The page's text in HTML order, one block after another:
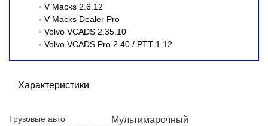
V Macks 2.6.12
V Macks Dealer Pro
Volvo VCADS 2.35.10
Volvo VCADS Pro 2.40 / PTT 1.12
Характеристики
Грузовые авто Мультимарочный